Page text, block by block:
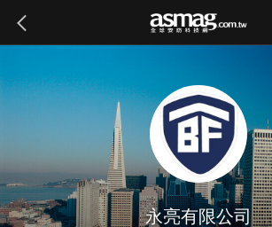
永亮有限公司